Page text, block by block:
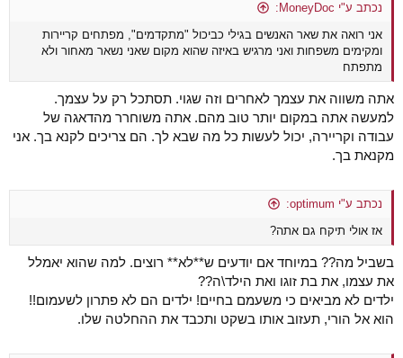
נכתב ע"י MoneyDoc:
אני רואה את שאר האנשים בגילי כביכול "מתקדמים", מפתחים קריירות
ומקימים משפחות ואני מרגיש באיזה שהוא מקום שאני נשאר מאחור ולא
מתפתח
אתה משווה את עצמך לאחרים וזה שגוי. תסתכל רק על עצמך.
למעשה אתה במקום יותר טוב מהם. אתה משוחרר מהדאגה של
עבודה וקריירה, יכול לעשות כל מה שבא לך. הם צריכים לקנא בך. אני
מקנאת בך.
נכתב ע"י optimum:
אז אולי תיקח גם אתה?
בשביל מה?? במיוחד אם יודעים ש**לא** רוצים. למה שהוא יאמלל
את עצמו, את בת זוגו ואת הילד\ה??
ילדים לא מביאים כי משעמם בחיים! ילדים הם לא פתרון לשעמום!!
הוא אל הורי, תעזוב אותו בשקט ותכבד את ההחלטה שלו.